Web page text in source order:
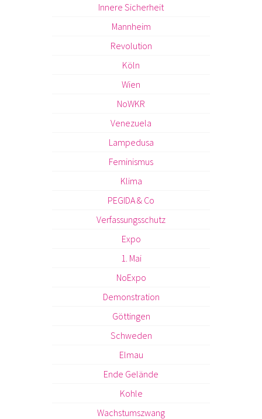
Innere Sicherheit
Mannheim
Revolution
Köln
Wien
NoWKR
Venezuela
Lampedusa
Feminismus
Klima
PEGIDA & Co
Verfassungsschutz
Expo
1. Mai
NoExpo
Demonstration
Göttingen
Schweden
Elmau
Ende Gelände
Kohle
Wachstumszwang